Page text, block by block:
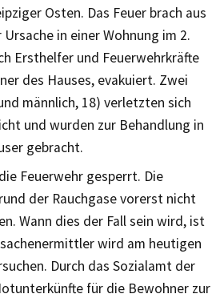
Osten. Das Feuer brach aus
in einer Wohnung im 2.
Ersthelfer und Feuerwehrkräfte
des Hauses, evakuiert. Zwei
männlich, 18) verletzten sich
und wurden zur Behandlung in
gebracht.
Feuerwehr gesperrt. Die
der Rauchgase vorerst nicht
Wann dies der Fall sein wird, ist
wird am heutigen
Durch das Sozialamt der
für die Bewohner zur